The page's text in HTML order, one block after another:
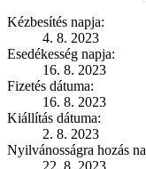
Kézbesítés napja:
4. 8. 2023
Esedékesség napja:
16. 8. 2023
Fizetés dátuma:
16. 8. 2023
Kiállítás dátuma:
2. 8. 2023
Nyilvánosságra hozás
22. 8. 2023